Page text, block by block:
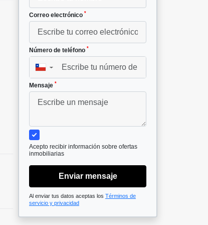
Correo electrónico *
Número de teléfono *
▼
Mensaje *
Acepto recibir información sobre ofertas
inmobiliarias
Enviar mensaje
Al enviar tus datos aceptas los Términos de
servicio y privacidad